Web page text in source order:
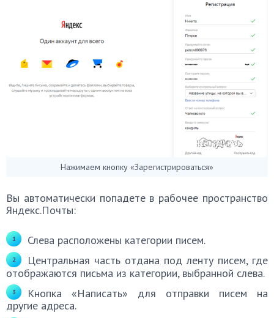
Нажимаем кнопку «Зарегистрироваться»
Вы автоматически попадете в рабочее пространство
Яндекс.Почты:
Слева расположены категории писем.
Центральная часть отдана под ленту писем, где
отображаются письма из категории, выбранной слева.
Кнопка «Написать» для отправки писем на
другие адреса.